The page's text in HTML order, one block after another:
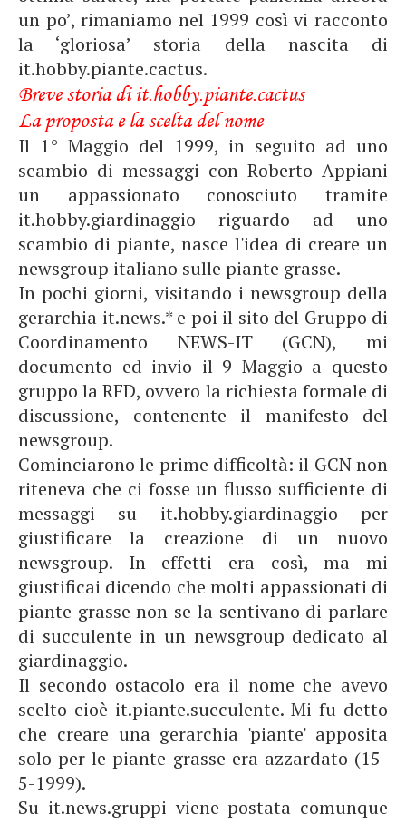
un po’, rimaniamo nel 1999 così vi racconto
la ‘gloriosa’ storia della nascita di
it.hobby.piante.cactus.
Breve storia di it.hobby.piante.cactus
La proposta e la scelta del nome
Il 1° Maggio del 1999, in seguito ad uno
scambio di messaggi con Roberto Appiani
un appassionato conosciuto tramite
it.hobby.giardinaggio riguardo ad uno
scambio di piante, nasce l'idea di creare un
newsgroup italiano sulle piante grasse.
In pochi giorni, visitando i newsgroup della
gerarchia it.news.* e poi il sito del Gruppo di
Coordinamento NEWS-IT (GCN), mi
documento ed invio il 9 Maggio a questo
gruppo la RFD, ovvero la richiesta formale di
discussione, contenente il manifesto del
newsgroup.
Cominciarono le prime difficoltà: il GCN non
riteneva che ci fosse un flusso sufficiente di
messaggi su it.hobby.giardinaggio per
giustificare la creazione di un nuovo
newsgroup. In effetti era così, ma mi
giustificai dicendo che molti appassionati di
piante grasse non se la sentivano di parlare
di succulente in un newsgroup dedicato al
giardinaggio.
Il secondo ostacolo era il nome che avevo
scelto cioè it.piante.succulente. Mi fu detto
che creare una gerarchia 'piante' apposita
solo per le piante grasse era azzardato (15-
5-1999).
Su it.news.gruppi viene postata comunque